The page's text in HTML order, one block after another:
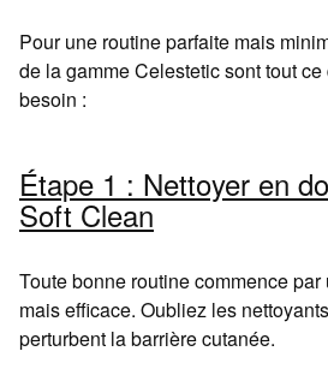
Pour une routine parfaite mais
de la gamme Celestetic sont tout
besoin :
Étape 1 : Nettoyer en
Soft Clean
Toute bonne routine commence
mais efficace. Oubliez les
perturbent la barrière cutanée.